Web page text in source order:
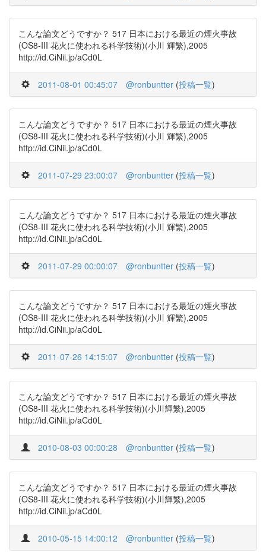
こんな論文どうですか？ 517 日本における最近の煙火事故
(OS8-III 花火に使われる科学技術)(小川 輝繁),2005
http://id.CiNii.jp/aCd0L
2011-08-01 00:45:07 @ronbuntter (投稿一覧)
こんな論文どうですか？ 517 日本における最近の煙火事故
(OS8-III 花火に使われる科学技術)(小川 輝繁),2005
http://id.CiNii.jp/aCd0L
2011-07-29 23:00:07 @ronbuntter (投稿一覧)
こんな論文どうですか？ 517 日本における最近の煙火事故
(OS8-III 花火に使われる科学技術)(小川 輝繁),2005
http://id.CiNii.jp/aCd0L
2011-07-29 00:00:07 @ronbuntter (投稿一覧)
こんな論文どうですか？ 517 日本における最近の煙火事故
(OS8-III 花火に使われる科学技術)(小川 輝繁),2005
http://id.CiNii.jp/aCd0L
2011-07-26 14:15:07 @ronbuntter (投稿一覧)
こんな論文どうですか？ 517 日本における最近の煙火事故
(OS8-III 花火に使われる科学技術)(小川輝繁),2005
http://id.CiNii.jp/aCd0L
2010-08-03 00:00:28 @ronbuntter (投稿一覧)
こんな論文どうですか？ 517 日本における最近の煙火事故
(OS8-III 花火に使われる科学技術)(小川輝繁),2005
http://id.CiNii.jp/aCd0L
2010-05-15 14:00:12 @ronbuntter (投稿一覧)